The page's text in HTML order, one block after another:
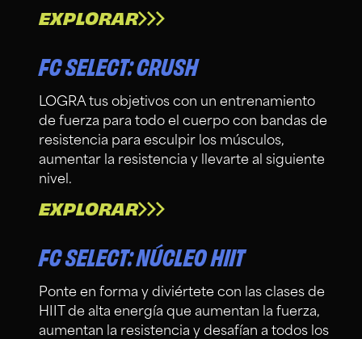
EXPLORAR
FC SELECT: CRUSH
LOGRA tus objetivos con un entrenamiento
de fuerza para todo el cuerpo con bandas de
resistencia para esculpir los músculos,
aumentar la resistencia y llevarte al siguiente
nivel.
EXPLORAR
FC SELECT: NÚCLEO HIIT
Ponte en forma y diviértete con las clases de
HIIT de alta energía que aumentan la fuerza,
aumentan la resistencia y desafían a todos los